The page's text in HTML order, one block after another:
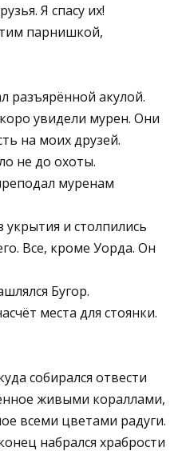
Я спасу их!
парнишкой,
разъярённой акулой.
увидели мурен. Они
на моих друзей.
не до охоты.
муренам
и столпились
Все, кроме Уорда. Он
Бугор.
места для стоянки.
собирался отвести
живыми кораллами,
всеми цветами радуги.
набрался храбрости